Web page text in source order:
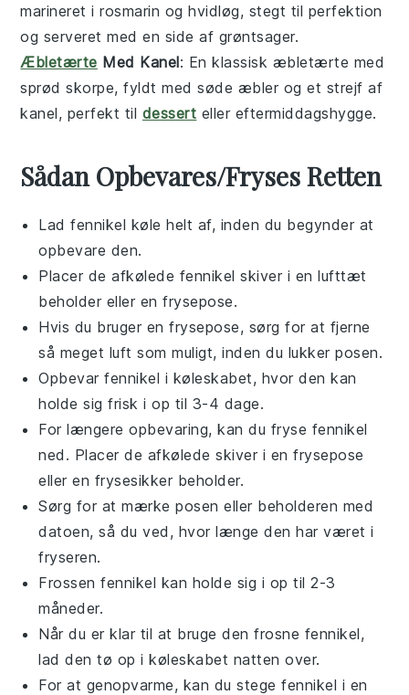
marineret irosmarin oghvidløg, stegt til perfektion
og serveret med en side af grøntsager.
Æbletærte Med Kanel: En klassisk æbletærte med
sprød skorpe, fyldt med søde æbler og et strejf af
kanel, perfekt til dessert eller eftermiddagshygge.
Sådan Opbevares/Fryses Retten
Ladfennikel køle helt af, inden du begynder at
opbevare den.
Placer de afkølede fennikel skiver i en lufttæt
beholder eller en frysepose.
Hvis du bruger en frysepose, sørg for at fjerne
så meget luft som muligt, inden du lukker posen.
Opbevarfennikel i køleskabet, hvor den kan
holde sig frisk i op til 3-4 dage.
For længere opbevaring, kan du fryse fennikel
ned. Placer de afkølede skiver i en frysepose
eller en frysesikker beholder.
Sørg for at mærke posen eller beholderen med
datoen, så du ved, hvor længe den har været i
fryseren.
Frossenfennikel kan holde sig i op til 2-3
måneder.
Når du er klar til at bruge den frosne fennikel,
lad den tø op i køleskabet natten over.
For at genopvarme, kan du stegefennikel i en